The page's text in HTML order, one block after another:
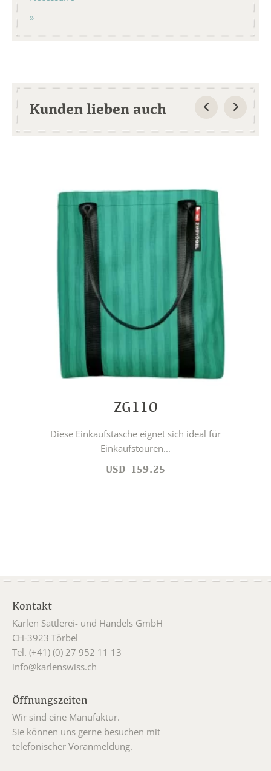
Kunden lieben auch
ZG110
Diese Einkaufstasche eignet sich ideal für
Einkaufstouren...
USD 159.25
Kontakt
Karlen Sattlerei- und Handels GmbH
CH-3923 Törbel
Tel. (+41) (0) 27 952 11 13
info@karlenswiss.ch
Öffnungszeiten
Wir sind eine Manufaktur.
Sie können uns gerne besuchen mit
telefonischer Voranmeldung.